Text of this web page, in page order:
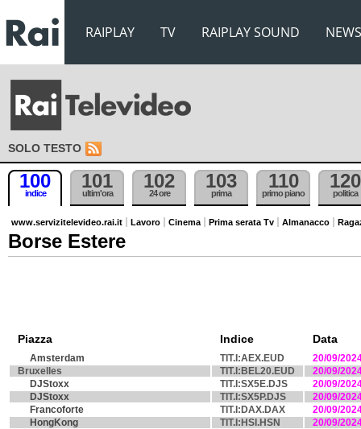
RAIPLAY TV RAIPLAY SOUND NEWS
SOLO TESTO
100
indice
101
ultim'ora
102
24 ore
103
prima
110
primo piano
120
politica
www.servizitelevideo.rai.it Lavoro Cinema Prima serata Tv Almanacco
Borse Estere
Piazza Indice Data
Amsterdam TIT.I:AEX.EUD
20/09/
Bruxelles
TIT.I:BEL20.EUD
20/09/
DJStoxx
TIT.I:SX5E.DJS
20/09/
DJStoxx
TIT.I:SX5P.DJS
20/09/
Francoforte
TIT.I:DAX.DAX
20/09/
HongKong
TIT.I:HSI.HSN
20/09/